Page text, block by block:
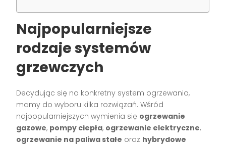
Najpopularniejsze
rodzaje systemów
grzewczych
Decydując się na konkretny system ogrzewania,
mamy do wyboru kilka rozwiązań. Wśród
najpopularniejszych wymienia się ogrzewanie
gazowe, pompy ciepła, ogrzewanie elektryczne,
ogrzewanie na paliwa stałe oraz hybrydowe